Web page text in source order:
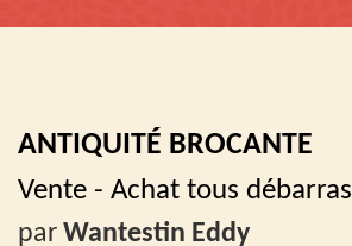
ANTIQUITÉ BROCANTE
Vente - Achat tous débarras
par Wantestin Eddy